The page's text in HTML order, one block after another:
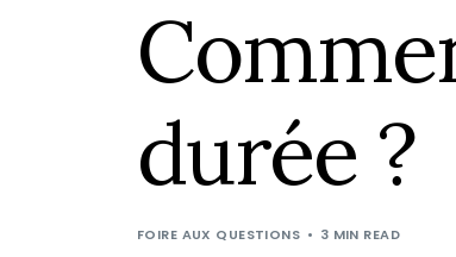
durée ?
FOIRE AUX QUESTIONS 3 MIN READ